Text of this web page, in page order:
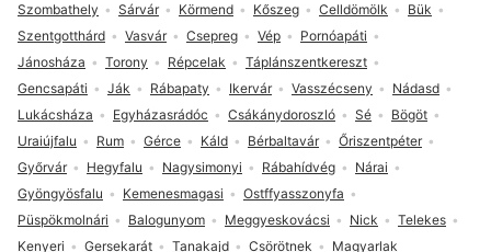
Szombathely Sárvár Körmend Kőszeg Celldömölk
Bük
Szentgotthárd
Vasvár Csepreg Vép
Pornóapáti
Jánosháza
Torony Répcelak
Táplánszentkereszt
Gencsapáti
Ják Rábapaty Ikervár Vasszécseny
Nádasd
Lukácsháza
Egyházasrádóc Csákánydoroszló Sé
Bögöt
Uraiújfalu
Rum Gérce Káld Bérbaltavár
Őriszentpéter
Győrvár
Hegyfalu Nagysimonyi Rábahídvég
Nárai
Gyöngyösfalu
Kemenesmagasi
Ostffyasszonyfa
Püspökmolnári
Balogunyom Meggyeskovácsi Nick
Telekes
Kenyeri
Gersekarát Tanakajd Csörötnek Magyarlak